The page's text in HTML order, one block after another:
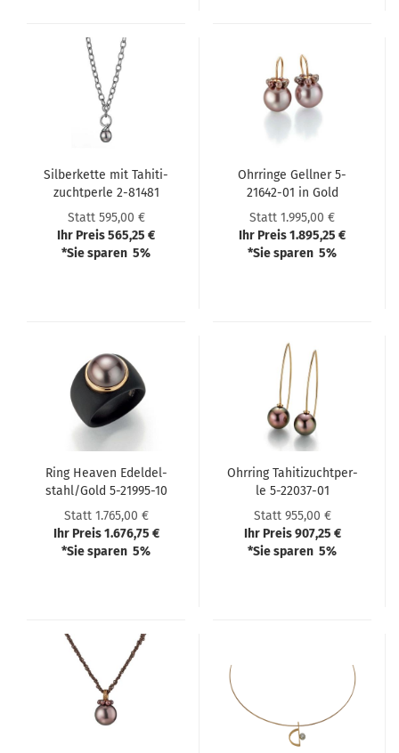
Sil­ber­ket­te mit Ta­hi­ti­
zucht­per­le 2-​81481
Statt 595,00 €
Ihr Preis 565,25 €
*Sie sparen 5%
Ohr­rin­ge Gell­ner 5-​
21642-​01 in Gold
Statt 1.995,00 €
Ihr Preis 1.895,25 €
*Sie sparen 5%
Ring Hea­ven Edel­del­
stahl/Gold 5-​21995-​10
Statt 1.765,00 €
Ihr Preis 1.676,75 €
*Sie sparen 5%
Ohr­ring Ta­hi­ti­zucht­per­
le 5-​22037-​01
Statt 955,00 €
Ihr Preis 907,25 €
*Sie sparen 5%